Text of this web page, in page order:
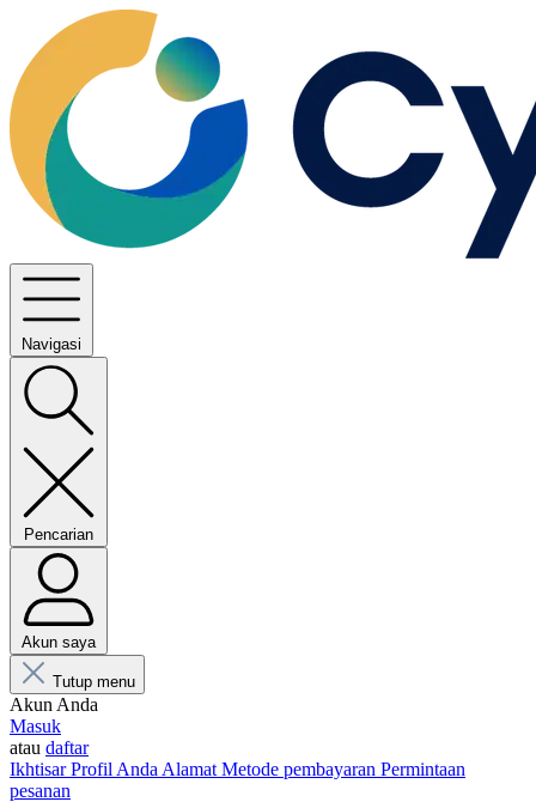
Navigasi
Pencarian
Akun saya
Tutup menu
Akun Anda
Masuk
atau daftar
IkhtisarProfil Anda Alamat Metode pembayaran Permintaan
pesanan